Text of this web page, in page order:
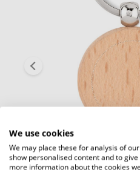
Seite 1
We use cookies
We may place these for analysis of
show personalised content and to
more information about the cookies